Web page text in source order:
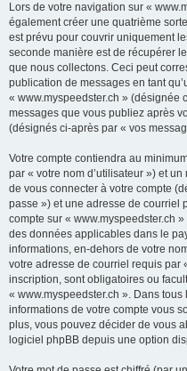
Lors de votre navigation sur «
également créer une quatrième
est prévu pour couvrir uniquement
seconde manière est de récupérer
que nous collectons. Ceci peut
publication de messages en tant
« www.myspeedster.ch » (désignée
messages que vous publiez après
(désignés ci-après par « vos
Votre compte contiendra au
par « votre nom d’utilisateur ») et
de vous connecter à votre compte
passe ») et une adresse de courriel
compte sur « www.myspeedster.ch
des données applicables dans le
informations, en-dehors de votre
votre adresse de courriel requis par
inscription, sont obligatoires ou
« www.myspeedster.ch ». Dans
informations de votre compte vous
plus, vous pouvez décider de vous
logiciel phpBB depuis une option